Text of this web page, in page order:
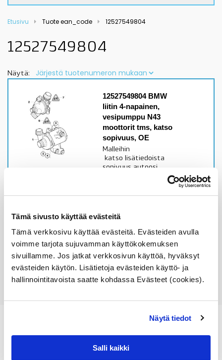
Tämä sivusto käyttää evästeitä
Tämä verkkosivu käyttää evästeitä. Evästeiden avulla
voimme tarjota sujuvamman käyttökokemuksen
sivuillamme. Jos jatkat verkkosivun käyttöä, hyväksyt
evästeiden käytön. Lisätietoja evästeiden käyttö- ja
hallinnointitavoista saatte kohdassa Evästeet (cookies).
Näytä tiedot
Salli kaikki
Etusivu Tuote ean_code 12527549804
12527549804
Näytä:
12527549804 BMW
liitin 4-napainen,
vesipumppu N43
moottorit tms, katso
sopivuus, OE
Malleihin
katso lisätiedoista
sopivuus autoosi
Alkuperäinen BMW osa
8,90
Katso osan tiedot